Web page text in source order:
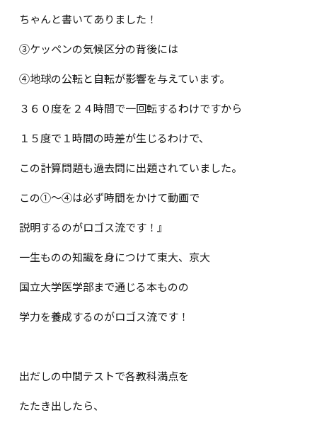
ちゃんと書いてありました！
③ケッペンの気候区分の背後には
④地球の公転と自転が影響を与えています。
３６０度を２４時間で一回転するわけですから
１５度で１時間の時差が生じるわけで、
この計算問題も過去問に出題されていました。
この①～④は必ず時間をかけて動画で
説明するのがロゴス流です！』
一生ものの知識を身につけて東大、京大
国立大学医学部まで通じる本ものの
学力を養成するのがロゴス流です！
出だしの中間テストで各教科満点を
たたき出したら、